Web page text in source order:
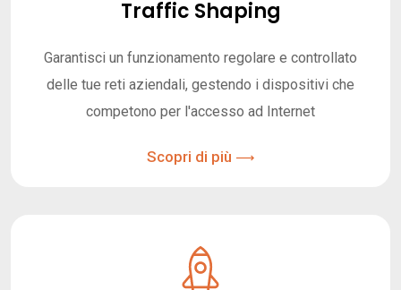
Traffic Shaping
Garantisci un funzionamento regolare e controllato
delle tue reti aziendali, gestendo i dispositivi che
competono per l'accesso ad Internet
Scopri di più